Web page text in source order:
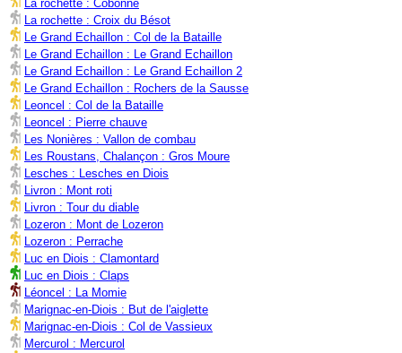
La rochette : Cobonne
La rochette : Croix du Bésot
Le Grand Echaillon : Col de la Bataille
Le Grand Echaillon : Le Grand Echaillon
Le Grand Echaillon : Le Grand Echaillon 2
Le Grand Echaillon : Rochers de la Sausse
Leoncel : Col de la Bataille
Leoncel : Pierre chauve
Les Nonières : Vallon de combau
Les Roustans, Chalançon : Gros Moure
Lesches : Lesches en Diois
Livron : Mont roti
Livron : Tour du diable
Lozeron : Mont de Lozeron
Lozeron : Perrache
Luc en Diois : Clamontard
Luc en Diois : Claps
Léoncel : La Momie
Marignac-en-Diois : But de l'aiglette
Marignac-en-Diois : Col de Vassieux
Mercurol : Mercurol